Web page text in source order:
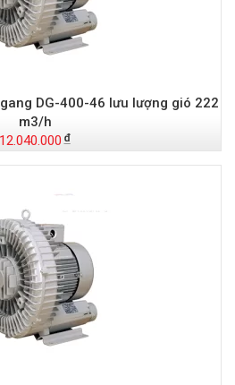
DG-400-46 lưu lượng gió 222
m3/h
12.040.000